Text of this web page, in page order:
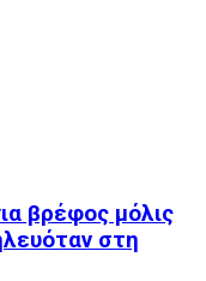
βρέφος μόλις
στη